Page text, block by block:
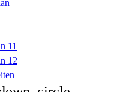
11
12